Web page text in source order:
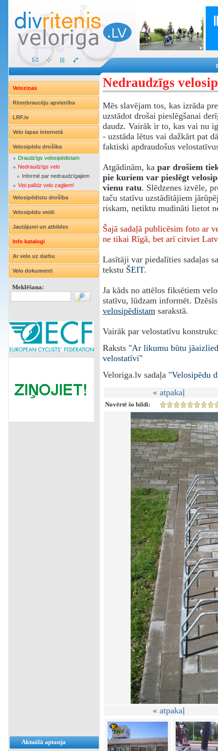
Veloziņas
Riteņbraucēju apvienība
LRF.lv
Velo lapas internetā
Velosipēdu drošība
Draudzīgs velosipēdistam
Nedraudzīgs velo
Informē par nedraudzīgajiem
Viņi palīdz velo zagļiem!
Velosipēdistu drošība
Velosipēdu veidi
Jautājumi un atbildes
Info katalogi
Ar velo uz darbu
Velo dokumenti
Meklēšana:
Aktuālā aptauja
Nedraudzīgs
Mēs slavējam tos, kas izrāda
uzstādot drošai pieslēgšanai
daudz. Vairāk ir to, kas vai nu
- uzstāda lētus vai dažkārt pat
faktiski apdraudošus
Atgādinām, ka par drošiem
pie kuriem var pieslēgt
vienu ratu. Slēdzenes izvēle,
taču statīvu uzstādītājiem
riskam, netiktu mudināti lietot
Šajā sadaļā publicēsim foto ar
ne tikai Rīgā, bet arī citviet
Lasītāji var piedalīties sadaļas
tekstu ŠEIT.
Ja kāds no attēlos fiksētiem
statīvu, lūdzam informēt.
velosipēdistam sarakstā.
Vairāk par velostatīvu
Raksts "Ar likumu būtu
velostatīvi"
Veloriga.lv sadaļa "Velosipēdu
« atpakaļ
Novērtē šo bildi:
« atpakaļ